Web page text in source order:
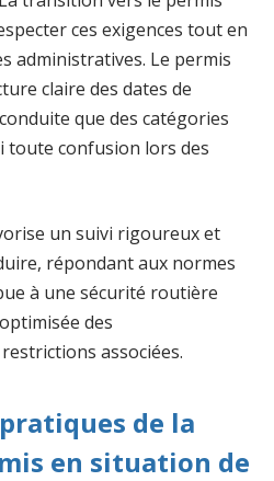
ces exigences tout en
administratives. Le permis
claire des dates de
que des catégories
toute confusion lors des
un suivi rigoureux et
répondant aux normes
à une sécurité routière
des
associées.
de la
en situation de